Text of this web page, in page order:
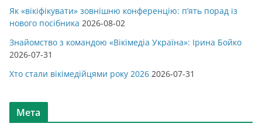
Як «вікіфікувати» зовнішню конференцію: п’ять порад із
нового посібника 2026-08-02
Знайомство з командою «Вікімедіа Україна»: Ірина Бойко
2026-07-31
Хто стали вікімедійцями року 2026 2026-07-31
Мета